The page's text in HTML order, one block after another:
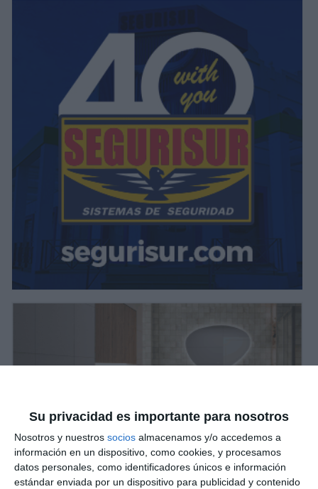
Su privacidad es importante para nosotros
Nosotros y nuestros socios almacenamos y/o accedemos a
información en un dispositivo, como cookies, y procesamos
datos personales, como identificadores únicos e información
estándar enviada por un dispositivo para publicidad y contenido